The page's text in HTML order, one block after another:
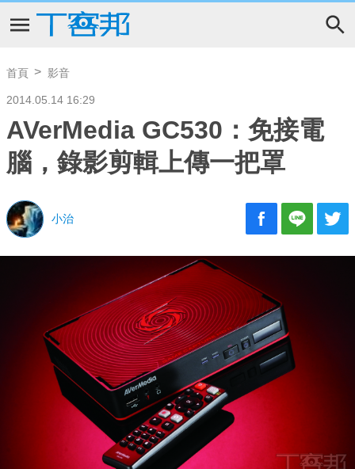
首頁 影音
2014.05.14 16:29
AVerMedia GC530：免接電
腦，錄影剪輯上傳一把罩
小治